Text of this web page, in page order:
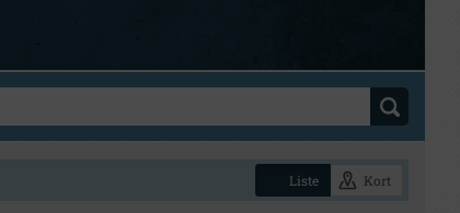
Liste Kort